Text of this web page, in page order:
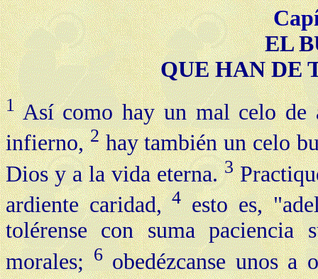
EL
QUE HAN DE
1Así como hay un mal celo de
infierno,2hay también un celo
Dios y a la vida eterna.3
ardiente caridad,4esto es,
tolérense con suma paciencia
morales;6obedézcanse unos a